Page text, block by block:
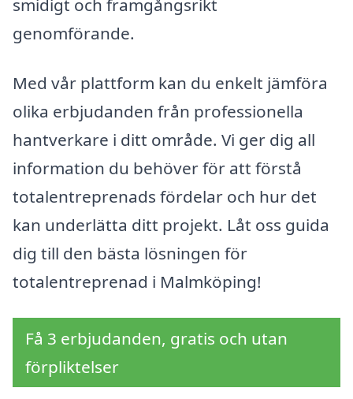
smidigt och framgångsrikt
genomförande.
Med vår plattform kan du enkelt jämföra
olika erbjudanden från professionella
hantverkare i ditt område. Vi ger dig all
information du behöver för att förstå
totalentreprenads fördelar och hur det
kan underlätta ditt projekt. Låt oss guida
dig till den bästa lösningen för
totalentreprenad i Malmköping!
Få 3 erbjudanden, gratis och utan
förpliktelser